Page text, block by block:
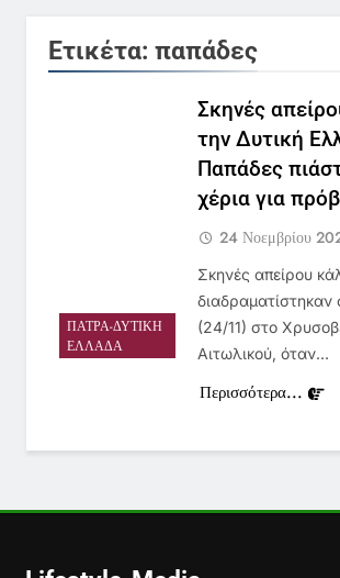
Ετικέτα: παπάδες
ΠΆΤΡΑ-ΔΥΤΙΚΉ
ΕΛΛΆΔΑ
Σκηνές
την Δυτική
Παπάδες
χέρια για
24 Νοεμβρίου
Σκηνές απείρου
διαδραματίστηκαν
(24/11) στο
Αιτωλικού, όταν…
Περισσότερα...
6
Στον ΑΝΤ1 η Σία
ανακοίνωση του
LIFESTYLE-MEDIA
Τέλος από τον
Παναγιώτης
LIFESTYLE-MEDIA
8
Καθημερινή και